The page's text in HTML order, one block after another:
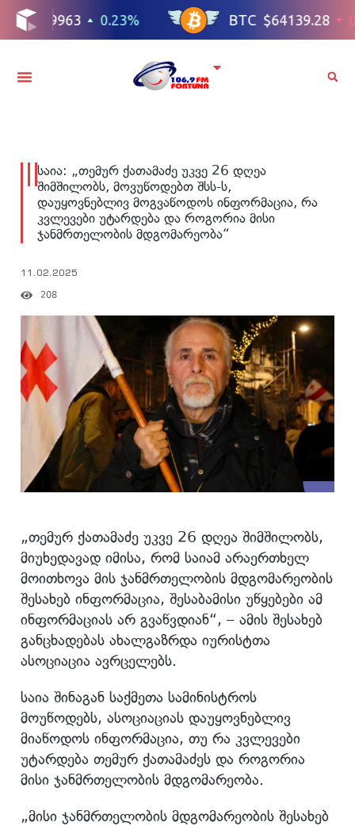
საია: „თემურ ქათამაძე უკვე 26 დღეა
შიმშილობს, მოვუწოდებთ შსს-ს,
დაუყოვნებლივ მოგვაწოდოს ინფორმაცია, რა
კვლევები უტარდება და როგორია მისი
ჯანმრთელობის მდგომარეობა“
11.02.2025
208
„თემურ ქათამაძე უკვე 26 დღეა შიმშილობს,
მიუხედავად იმისა, რომ საიამ არაერთხელ
მოითხოვა მის ჯანმრთელობის მდგომარეობის
შესახებ ინფორმაცია, შესაბამისი უწყებები ამ
ინფორმაციას არ გვაწვდიან“, – ამის შესახებ
განცხადებას ახალგაზრდა იურისტთა
ასოციაცია ავრცელებს.
საია შინაგან საქმეთა სამინისტროს
მოუწოდებს, ასოციაციას დაუყოვნებლივ
მიაწოდოს ინფორმაცია, თუ რა კვლევები
უტარდება თემურ ქათამაძეს და როგორია
მისი ჯანმრთელობის მდგომარეობა.
„მისი ჯანმრთელობის მდგომარეობის შესახებ